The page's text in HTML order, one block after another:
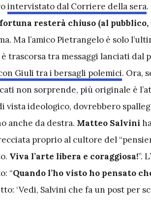
intervistato dal Corriere della sera.
resterà chiuso (al pubblico,
Ma l’amico Pietrangelo è solo
è trascorsa tra messaggi lanciati dal
Giuli tra i bersagli polemici. Ora,
non sorprende, più originale è
vista ideologico, dovrebbero
anche da destra. Matteo Salvini
proprio al cultore del
Viva l’arte libera e coraggiosa!”.
“Quando l’ho visto ho pensato
‘Vedi, Salvini che fa un post per